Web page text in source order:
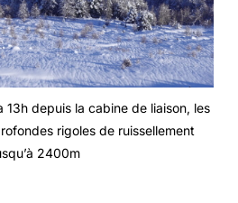
13h depuis la cabine de liaison, les
rigoles de ruissellement
2400m